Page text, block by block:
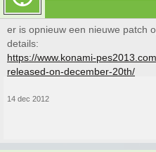
er is opnieuw een nieuwe patch
details:
https://www.konami-
released-on-december-20th/
14 dec 2012